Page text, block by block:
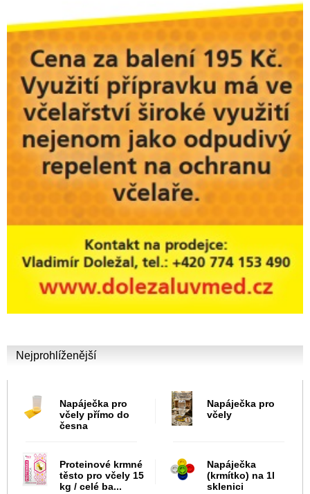
Nejprohlíženější
Napáječka pro
včely přímo do
česna
Napáječka pro
včely
Proteinové krmné
těsto pro včely 15
kg / celé ba...
Napáječka
(krmítko) na 1l
sklenici